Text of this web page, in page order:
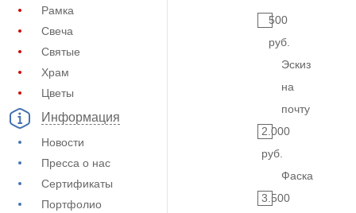
Рамка
Свеча
Святые
Храм
Цветы
Информация
Новости
Пресса о нас
Сертификаты
Портфолио
500
руб.
Эскиз
на
почту
2.000
руб.
Фаска
3.500